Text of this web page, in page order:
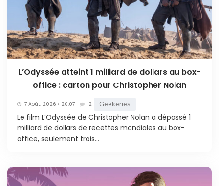
L’Odyssée atteint 1 milliard de dollars au box-
office : carton pour Christopher Nolan
7 Août. 2026 • 20:07 2 Geekeries
Le film L’Odyssée de Christopher Nolan a dépassé 1
milliard de dollars de recettes mondiales au box-
office, seulement trois...